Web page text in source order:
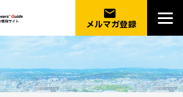
email
メルマガ登録